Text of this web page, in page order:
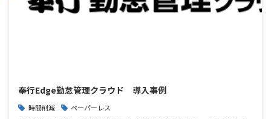
奉行Edge勤怠管理クラウド 導入事例
時間削減 ペーパーレス